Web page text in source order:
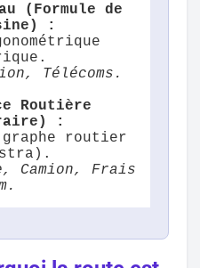
(Formule de
:
Télécoms.
Routière
:
routier
Camion, Frais